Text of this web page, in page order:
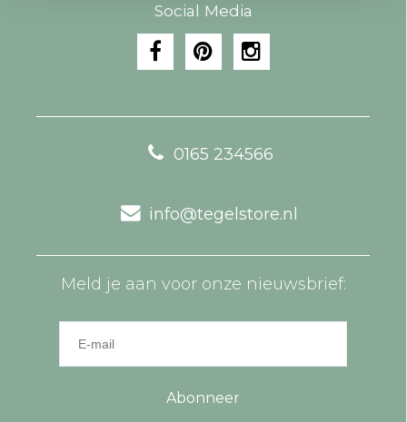
Social Media
0165 234566
info@tegelstore.nl
Meld je aan voor onze nieuwsbrief:
Abonneer